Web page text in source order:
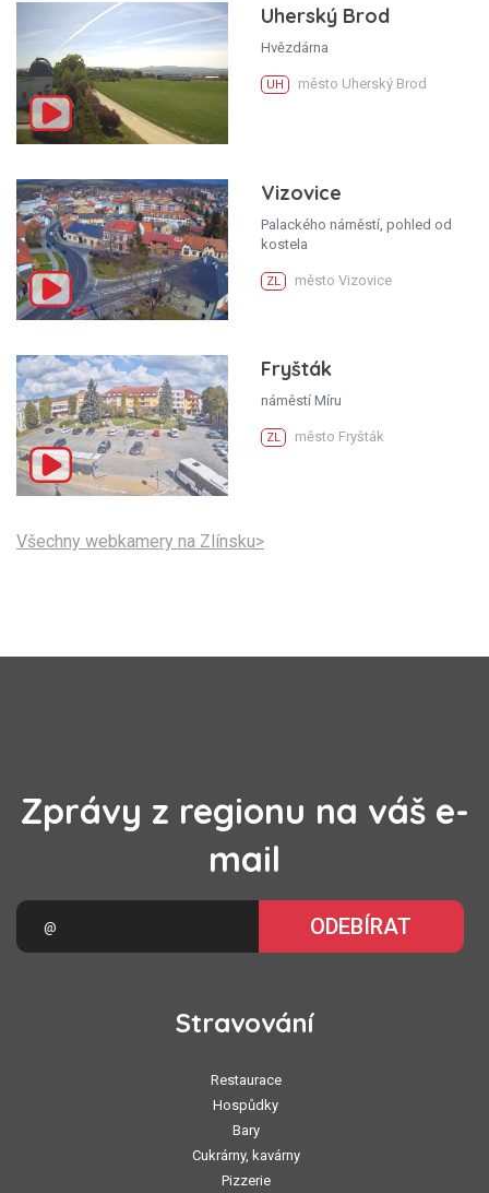
Uherský Brod
Hvězdárna
UH město Uherský Brod
Vizovice
Palackého náměstí, pohled od
kostela
ZL město Vizovice
Fryšták
náměstí Míru
ZL město Fryšták
Všechny webkamery na Zlínsku>
Zprávy z regionu na váš e-
mail
ODEBÍRAT
Stravování
Restaurace
Hospůdky
Bary
Cukrárny, kavárny
Pizzerie